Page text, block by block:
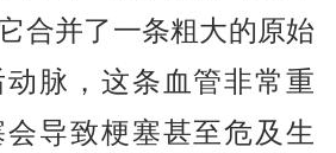
合并了一条粗大的原始
脉，这条血管非常重
导致梗塞甚至危及生